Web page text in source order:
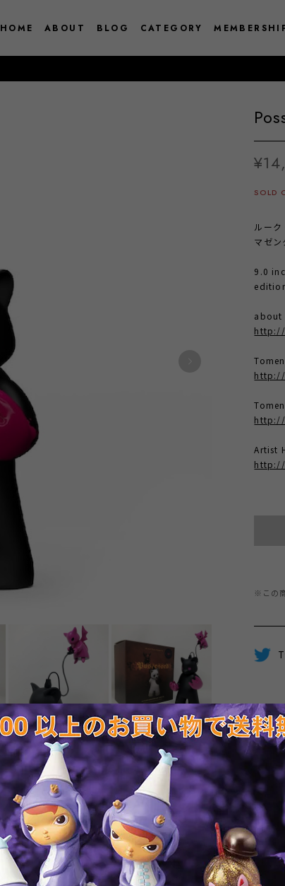
HOME ABOUT BLOG CATEGORY
SOLD
ルーク
マゼン
9.0
about
http://
http://
http://
Artist
http://
※この